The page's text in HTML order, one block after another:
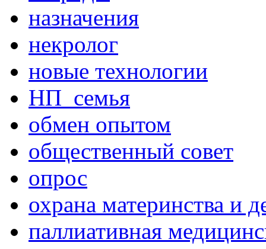
назначения
некролог
новые технологии
НП_семья
обмен опытом
общественный совет
опрос
охрана материнства и
паллиативная